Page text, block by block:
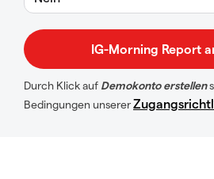
Durch Klick auf Demokonto erstellen
Bedingungen unserer